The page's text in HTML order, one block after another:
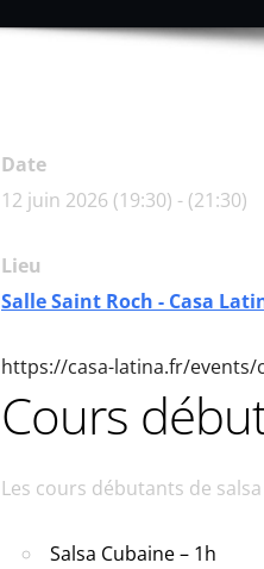
Date
12 juin 2026 (19:30) - (21:30)
Lieu
Salle Saint Roch - Casa
https://casa-latina.fr/
Cours
Les cours débutants de
Salsa Cubaine – 1h